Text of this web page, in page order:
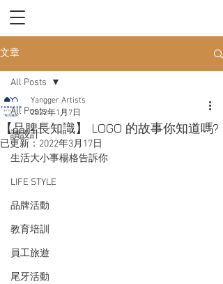
文章
All Posts
讀設計
生活大小事楊格告訴你
LIFE STYLE
品牌活動
教育培訓
員工旅遊
尾牙活動
All Posts
【品脾長知識】 LOGO 的故事你知道嗎?
Yangger Artists
2022年1月7日
已更新： 2022年3月17日